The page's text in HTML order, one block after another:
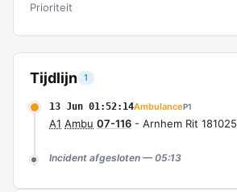
Tijdlijn 1
13 Jun 01:52:14AmbulanceP1
A1 Ambu 07-116 - Arnhem Rit 181025
Incident afgesloten — 05:13
Prioriteit